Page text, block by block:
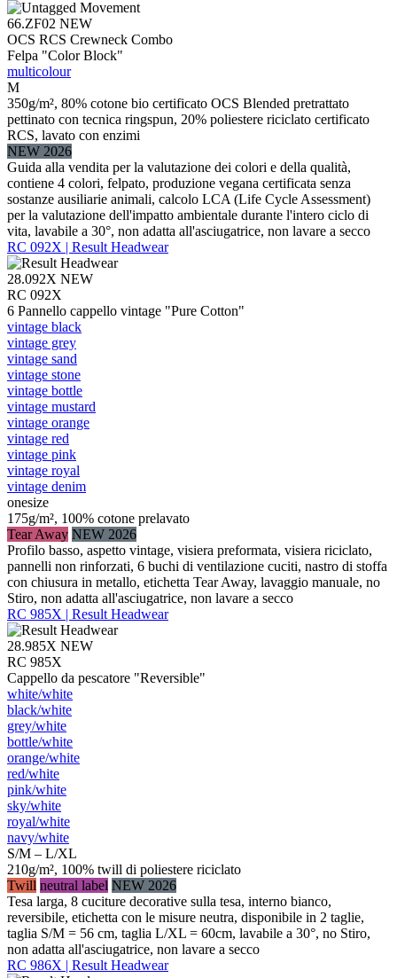
66.ZF02 NEW
OCS RCS Crewneck Combo
Felpa "Color Block"
multicolour
M
350g/m², 80% cotone bio certificato OCS Blended pretrattato
pettinato con tecnica ringspun, 20% poliestere riciclato certificato
RCS, lavato con enzimi
NEW 2026
Guida alla vendita per la valutazione dei colori e della qualità,
contiene 4 colori, felpato, produzione vegana certificata senza
sostanze ausiliarie animali, calcolo LCA (Life Cycle Assessment)
per la valutazione dell'impatto ambientale durante l'intero ciclo di
vita, lavabile a 30°, non adatta all'asciugatrice, non lavare a secco
RC 092X | Result Headwear
28.092X NEW
RC 092X
6 Pannello cappello vintage "Pure Cotton"
vintage black
vintage grey
vintage sand
vintage stone
vintage bottle
vintage mustard
vintage orange
vintage red
vintage pink
vintage royal
vintage denim
onesize
175g/m², 100% cotone prelavato
Tear Away NEW 2026
Profilo basso, aspetto vintage, visiera preformata, visiera riciclato,
pannelli non rinforzati, 6 buchi di ventilazione cuciti, nastro di stoffa
con chiusura in metallo, etichetta Tear Away, lavaggio manuale, no
Stiro, non adatta all'asciugatrice, non lavare a secco
RC 985X | Result Headwear
28.985X NEW
RC 985X
Cappello da pescatore "Reversible"
white/​white
black/​white
grey/​white
bottle/​white
orange/​white
red/​white
pink/​white
sky/​white
royal/​white
navy/​white
S/M – L/XL
210g/m², 100% twill di poliestere riciclato
Twill neutral label NEW 2026
Tesa larga, 8 cuciture decorative sulla tesa, interno bianco,
reversibile, etichetta con le misure neutra, disponibile in 2 taglie,
taglia S/M = 56 cm, taglia L/XL = 60cm, lavabile a 30°, no Stiro,
non adatta all'asciugatrice, non lavare a secco
RC 986X | Result Headwear